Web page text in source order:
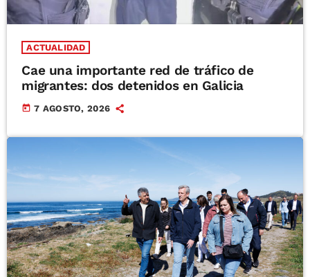
ACTUALIDAD
Cae una importante red de tráfico de
migrantes: dos detenidos en Galicia
today 7 AGOSTO, 2026